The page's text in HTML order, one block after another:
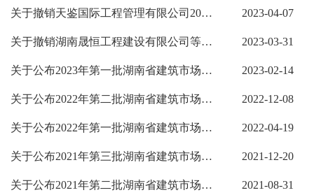
关于撤销天鉴国际工程管理有限公司2023年第一批建筑市场不良行为记录的通知 2023-04-07
关于撤销湖南晟恒工程建设有限公司等2家企业2023年第一批建筑市场不良行为记... 2023-03-31
关于公布2023年第一批湖南省建筑市场责任主体不良行为记录名单的通知 2023-02-14
关于公布2022年第二批湖南省建筑市场责任主体不良行为记录名单的通知 2022-12-08
关于公布2022年第一批湖南省建筑市场责任主体不良行为记录名单的通知 2022-04-19
关于公布2021年第三批湖南省建筑市场责任主体不良行为记录名单的通知 2021-12-20
关于公布2021年第二批湖南省建筑市场责任主体不良行为记录名单的通知 2021-08-31